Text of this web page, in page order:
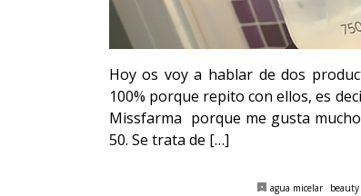
Hoy os voy a hablar de dos
100% porque repito con ellos, es
Missfarma porque me gusta
50. Se trata de […]
agua micelar· beauty